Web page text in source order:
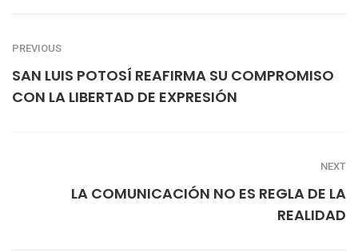
PREVIOUS
SAN LUIS POTOSÍ REAFIRMA SU COMPROMISO
CON LA LIBERTAD DE EXPRESIÓN
NEXT
LA COMUNICACIÓN NO ES REGLA DE LA
REALIDAD